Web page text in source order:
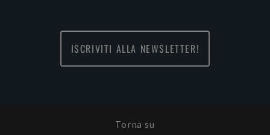
ISCRIVITI ALLA NEWSLETTER!
Torna su